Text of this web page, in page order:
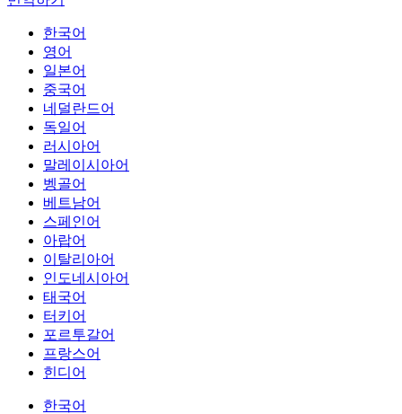
한국어
영어
일본어
중국어
네덜란드어
독일어
러시아어
말레이시아어
벵골어
베트남어
스페인어
아랍어
이탈리아어
인도네시아어
태국어
터키어
포르투갈어
프랑스어
힌디어
한국어